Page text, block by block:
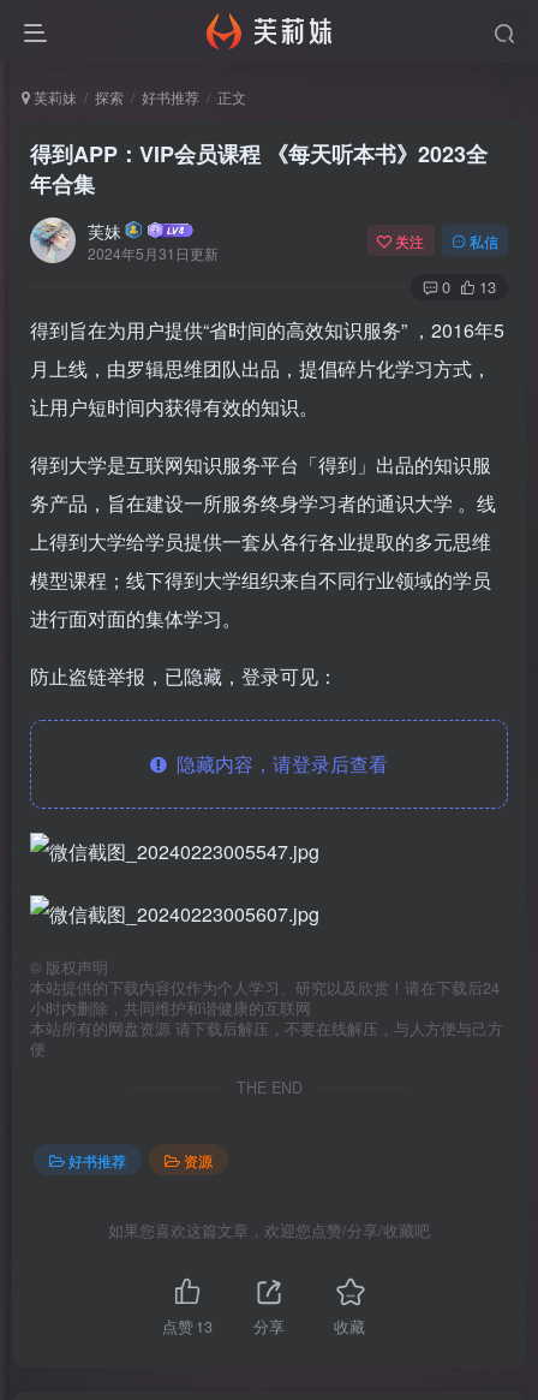
芙莉妹 探索 好书推荐 正文
得到APP：VIP会员课程 《每天听本书》2023全
年合集
芙妹
2024年5月31日更新
关注 私信
0 13
得到旨在为用户提供“省时间的高效知识服务” ，2016年5
月上线，由罗辑思维团队出品，提倡碎片化学习方式，
让用户短时间内获得有效的知识。
得到大学是互联网知识服务平台「得到」出品的知识服
务产品，旨在建设一所服务终身学习者的通识大学 。线
上得到大学给学员提供一套从各行各业提取的多元思维
模型课程；线下得到大学组织来自不同行业领域的学员
进行面对面的集体学习。
防止盗链举报，已隐藏，登录可见：
隐藏内容，请登录后查看
© 版权声明
本站提供的下载内容仅作为个人学习、研究以及欣赏！请在下载后24
小时内删除，共同维护和谐健康的互联网
本站所有的网盘资源 请下载后解压，不要在线解压，与人方便与己方
便
THE END
好书推荐 资源
如果您喜欢这篇文章，欢迎您点赞/分享/收藏吧
点赞13 分享 收藏